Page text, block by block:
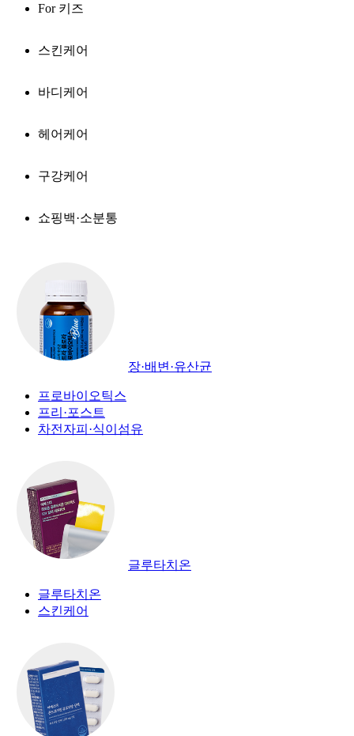
For 키즈
스킨케어
바디케어
헤어케어
구강케어
쇼핑백·소분통
장·배변·유산균
프로바이오틱스
프리·포스트
차전자피·식이섬유
글루타치온
글루타치온
스킨케어